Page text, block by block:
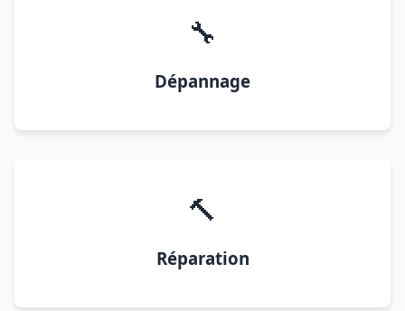
🔧
Dépannage
🔨
Réparation